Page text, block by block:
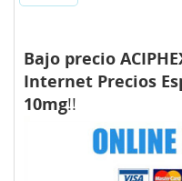
Bajo precio
Internet Precios
10mg!!